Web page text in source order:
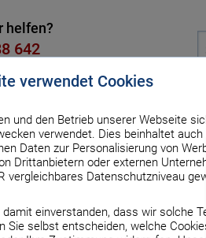
verwendet Cookies
und den Betrieb unserer Webseite
verwendet. Dies beinhaltet auch
Daten zur Personalisierung von
Drittanbietern oder externen
vergleichbares Datenschutzniveau
einverstanden, dass wir solche
selbst entscheiden, welche
helfen?
642
bis Fr. von 8 bis 18
& Gas DSL & Handy